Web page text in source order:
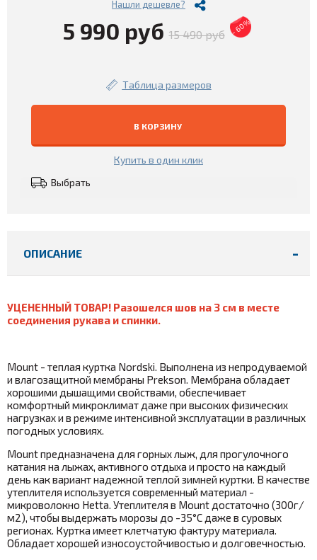
Нашли дешевле?
5 990 руб 15 490 руб - 60%
Таблица размеров
В КОРЗИНУ
Купить в один клик
Выбрать
ОПИСАНИЕ
УЦЕНЕННЫЙ ТОВАР! Разошелся шов на 3 см в месте
соединения рукава и спинки.
Mount - теплая куртка Nordski. Выполнена из непродуваемой
и влагозащитной мембраны Prekson. Мембрана обладает
хорошими дышащими свойствами, обеспечивает
комфортный микроклимат даже при высоких физических
нагрузках и в режиме интенсивной эксплуатации в различных
погодных условиях.
Mount предназначена для горных лыж, для прогулочного
катания на лыжах, активного отдыха и просто на каждый
день как вариант надежной теплой зимней куртки. В качестве
утеплителя используется современный материал -
микроволокно Hetta. Утеплителя в Mount достаточно (300г/
м2), чтобы выдержать морозы до -35°С даже в суровых
регионах. Куртка имеет клетчатую фактуру материала.
Обладает хорошей износоустойчивостью и долговечностью.